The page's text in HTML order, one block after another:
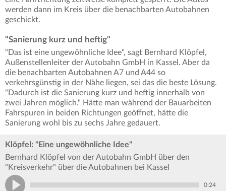
werden dann im Kreis über die benachbarten Autobahnen
geschickt.
"Sanierung kurz und heftig"
"Das ist eine ungewöhnliche Idee", sagt Bernhard Klöpfel,
Außenstellenleiter der Autobahn GmbH in Kassel. Aber da
die benachbarten Autobahnen A7 und A44 so
verkehrsgünstig in der Nähe liegen, sei das die beste Lösung.
"Dadurch ist die Sanierung kurz und heftig innerhalb von
zwei Jahren möglich." Hätte man während der Bauarbeiten
Fahrspuren in beiden Richtungen geöffnet, hätte die
Sanierung wohl bis zu sechs Jahre gedauert.
Klöpfel: "Eine ungewöhnliche Idee"
Bernhard Klöpfel von der Autobahn GmbH über den
"Kreisverkehr" über die Autobahnen bei Kassel
0:24